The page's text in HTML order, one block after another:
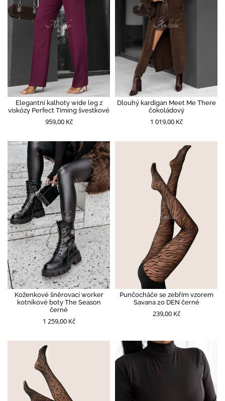
Elegantní kalhoty wide leg z
viskózy Perfect Timing švestkové
959,00 Kč
Dlouhý kardigan Meet Me There
čokoládový
1 019,00 Kč
Koženkové šněrovací worker
kotníkové boty The Season
černé
1 259,00 Kč
Punčocháče se zebřím vzorem
Savana 20 DEN černé
239,00 Kč